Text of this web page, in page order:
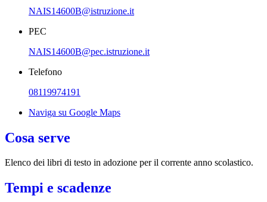
NAIS14600B@istruzione.it
PEC
NAIS14600B@pec.istruzione.it
Telefono
08119974191
Naviga su Google Maps
Cosa serve
Elenco dei libri di testo in adozione per il corrente anno scolastico.
Tempi e scadenze